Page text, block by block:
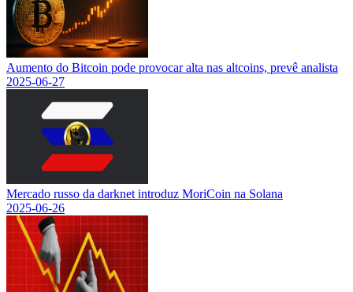
Aumento do Bitcoin pode provocar alta nas altcoins, prevê analista
2025-06-27
Mercado russo da darknet introduz MoriCoin na Solana
2025-06-26